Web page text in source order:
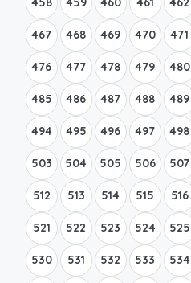
467 468 469 470 471
476 477 478 479 480
485 486 487 488 489
494 495 496 497 498
503 504 505 506 507
512 513 514 515 516
521 522 523 524 525
530 531 532 533 534